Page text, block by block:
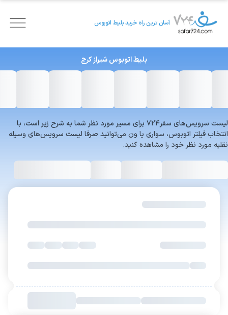
آسان ترین راه خرید بلیط اتوبوس
بلیط اتوبوسشیرازکرج
لیست سرویس‌های سفر۷۲۴ برای مسیر مورد نظر شما به شرح زیر است، با
انتخاب فیلتر اتوبوس، سواری یا ون می‌توانید صرفا لیست سرویس‌های وسیله
نقلیه مورد نظر خود را مشاهده کنید.